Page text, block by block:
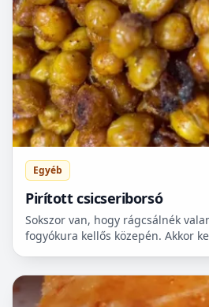
Egyéb
Pirított csicseriborsó
Sokszor van, hogy rágcsálnék
fogyókura kellős közepén. Akkor